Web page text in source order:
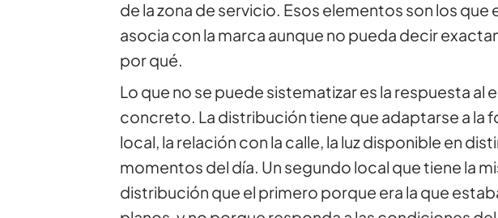
de la zona de servicio. Esos elementos son los que
asocia con la marca aunque no pueda decir
por qué.
Lo que no se puede sistematizar es la respuesta al
concreto. La distribución tiene que adaptarse a la
local, la relación con la calle, la luz disponible en
momentos del día. Un segundo local que tiene la
distribución que el primero porque era la que